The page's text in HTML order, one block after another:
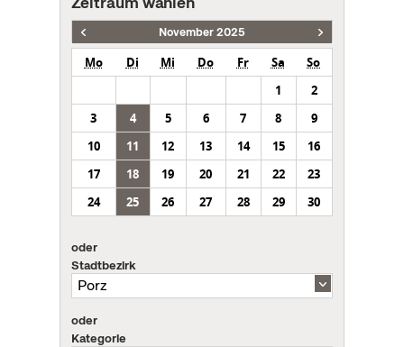
November 2025
Mo Di Mi Do Fr Sa
So
1
2
3
4 5 6 7 8
9
10
11 12 13 14 15
16
17
18 19 20 21 22
23
24
25 26 27 28 29 30
oder
Stadtbezirk
oder
Kategorie